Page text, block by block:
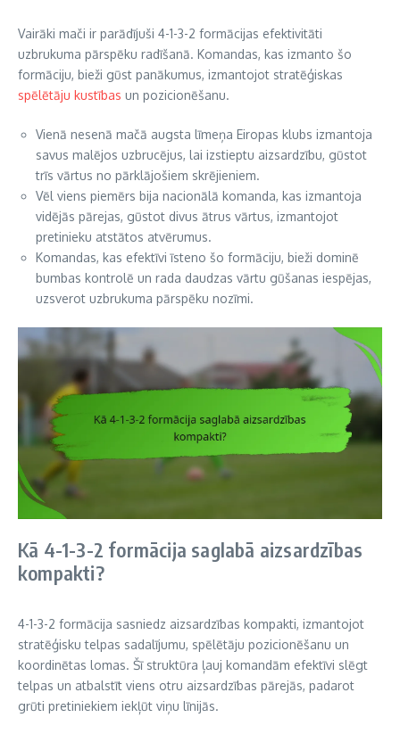
Vairāki mači ir parādījuši 4-1-3-2 formācijas efektivitāti
uzbrukuma pārspēku radīšanā. Komandas, kas izmanto šo
formāciju, bieži gūst panākumus, izmantojot stratēģiskas
spēlētāju kustības un pozicionēšanu.
Vienā nesenā mačā augsta līmeņa Eiropas klubs izmantoja
savus malējos uzbrucējus, lai izstieptu aizsardzību, gūstot
trīs vārtus no pārklājošiem skrējieniem.
Vēl viens piemērs bija nacionālā komanda, kas izmantoja
vidējās pārejas, gūstot divus ātrus vārtus, izmantojot
pretinieku atstātos atvērumus.
Komandas, kas efektīvi īsteno šo formāciju, bieži dominē
bumbas kontrolē un rada daudzas vārtu gūšanas iespējas,
uzsverot uzbrukuma pārspēku nozīmi.
Kā 4-1-3-2 formācija saglabā aizsardzības
kompakti?
4-1-3-2 formācija sasniedz aizsardzības kompakti, izmantojot
stratēģisku telpas sadalījumu, spēlētāju pozicionēšanu un
koordinētas lomas. Šī struktūra ļauj komandām efektīvi slēgt
telpas un atbalstīt viens otru aizsardzības pārejās, padarot
grūti pretiniekiem iekļūt viņu līnijās.